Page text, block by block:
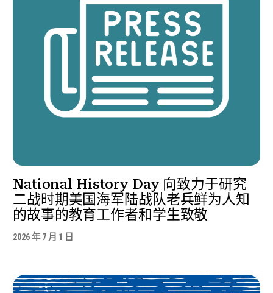
National History Day 向致力于研究
二战时期美国海军陆战队老兵鲜为人知
的故事的教育工作者和学生致敬
2026 年 7 月 1 日